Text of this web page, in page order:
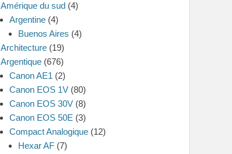
Amérique du sud (4)
Argentine (4)
Buenos Aires (4)
Architecture (19)
Argentique (676)
Canon AE1 (2)
Canon EOS 1V (80)
Canon EOS 30V (8)
Canon EOS 50E (3)
Compact Analogique (12)
Hexar AF (7)